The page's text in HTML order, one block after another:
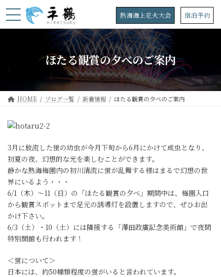
ン
プ
ビ
動
熱海海上花火大会 宿泊予約
ほたる観賞の夕べのご案内
HOME ブログ一覧 新着情報 ほたる観賞の夕べのご案内
3月に放流した蛍の幼虫が今月下旬から6月にかけて成虫となり、
初夏の夜、幻想的な光を楽しむことができます。
静かな熱海梅園内の初川清流に蛍が乱舞する様はまるで幻想の世
界にいるよう・・・
6/1（木）～11（日）の「ほたる観賞の夕べ」期間中は、梅園入口
から観賞スポットまで足元の誘導灯を設置しますので、ぜひお出
かけ下さい。
6/3（土）・10（土）には隣接する「澤田政廣記念美術館」で夜間
特別開館も行われます！
＜蛍について＞
日本には、約50種類程度の蛍がいると言われています。